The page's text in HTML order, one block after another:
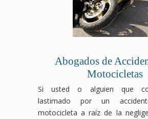
Abogados de
Motocicletas
Si usted o alguien que
lastimado por un
motocicleta a raíz de la